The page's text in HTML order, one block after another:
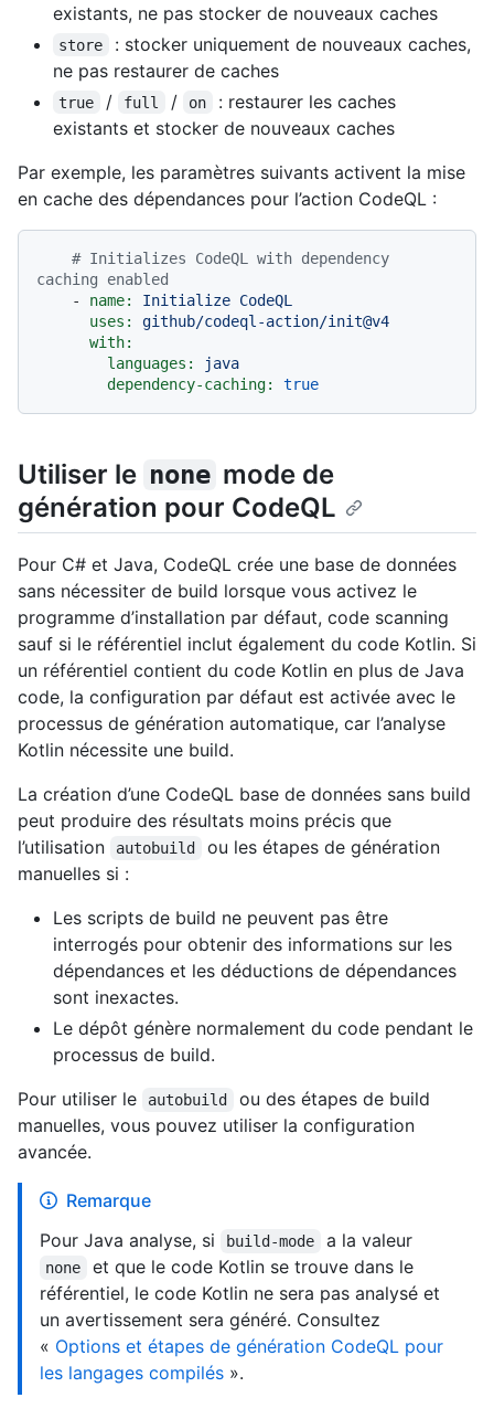
existants, ne pas stocker de nouveaux caches
store
: stocker uniquement de nouveaux caches,
ne pas restaurer de caches
true / full / on
: restaurer les caches
existants et stocker de nouveaux caches
Par exemple, les paramètres suivants activent la mise
en cache des dépendances pour l’action CodeQL :
# Initializes CodeQL with dependency
caching enabled
-
name: Initialize CodeQL
uses:
github/codeql-action/init@v4
with:
languages:
java
dependency-caching:
true
Utiliser le none mode de
génération pour CodeQL
Pour C# et Java, CodeQL crée une base de données
sans nécessiter de build lorsque vous activez le
programme d’installation par défaut, code scanning
sauf si le référentiel inclut également du code Kotlin. Si
un référentiel contient du code Kotlin en plus de Java
code, la configuration par défaut est activée avec le
processus de génération automatique, car l’analyse
Kotlin nécessite une build.
La création d’une CodeQL base de données sans build
peut produire des résultats moins précis que
l’utilisation
autobuild
ou les étapes de génération
manuelles si :
Les scripts de build ne peuvent pas être
interrogés pour obtenir des informations sur les
dépendances et les déductions de dépendances
sont inexactes.
Le dépôt génère normalement du code pendant le
processus de build.
Pour utiliser le
autobuild
ou des étapes de build
manuelles, vous pouvez utiliser la configuration
avancée.
Remarque
Pour Java analyse, si
build-mode a la valeur
none
et que le code Kotlin se trouve dans le
référentiel, le code Kotlin ne sera pas analysé et
un avertissement sera généré. Consultez
« Options et étapes de génération CodeQL pour
les langages compilés ».